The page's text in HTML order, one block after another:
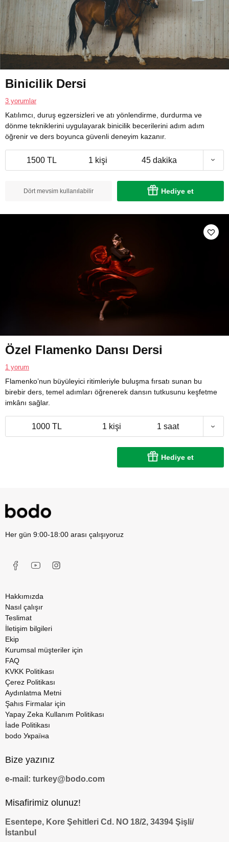
Binicilik Dersi
3 yorumlar
Katılımcı, duruş egzersizleri ve atı yönlendirme, durdurma ve
dönme tekniklerini uygulayarak binicilik becerilerini adım adım
öğrenir ve ders boyunca güvenli deneyim kazanır.
1500 TL 1 kişi 45 dakika
Dört mevsim kullanılabilir Hediye et
Özel Flamenko Dansı Dersi
1 yorum
Flamenko’nun büyüleyici ritimleriyle buluşma fırsatı sunan bu
birebir ders, temel adımları öğrenerek dansın tutkusunu keşfetme
imkânı sağlar.
1000 TL 1 kişi 1 saat
Hediye et
Her gün 9:00-18:00 arası çalışıyoruz
Hakkımızda
Nasıl çalışır
Teslimat
İletişim bilgileri
Ekip
Kurumsal müşteriler için
FAQ
KVKK Politikası
Çerez Politikası
Aydınlatma Metni
Şahıs Firmalar için
Yapay Zeka Kullanım Politikası
İade Politikası
bodo Україна
Bize yazınız
e-mail: turkey@bodo.com
Misafirimiz olunuz!
Esentepe, Kore Şehitleri Cd. NO 18/2, 34394 Şişli/
İstanbul